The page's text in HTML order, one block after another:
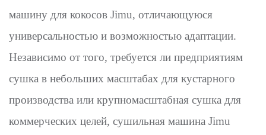
машину для кокосов Jimu, отличающуюся
универсальностью и возможностью адаптации.
Независимо от того, требуется ли предприятиям
сушка в небольших масштабах для кустарного
производства или крупномасштабная сушка для
коммерческих целей, сушильная машина Jimu